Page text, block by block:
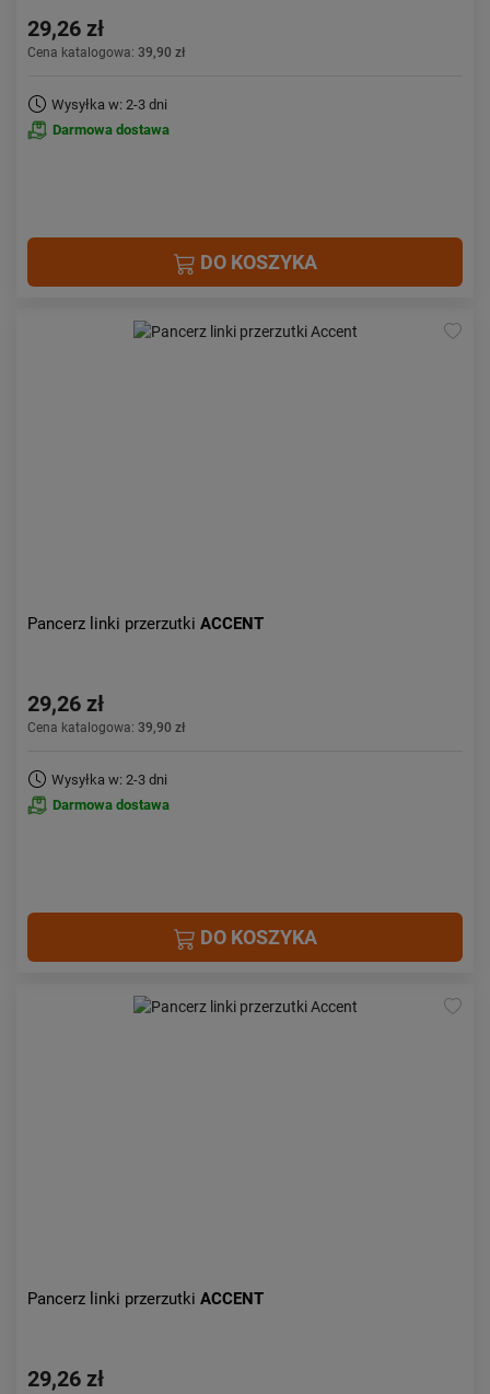
29,26 zł
Cena katalogowa: 39,90 zł
Wysyłka w: 2-3 dni
Darmowa dostawa
DO KOSZYKA
Pancerz linki przerzutki ACCENT
29,26 zł
Cena katalogowa: 39,90 zł
Wysyłka w: 2-3 dni
Darmowa dostawa
DO KOSZYKA
Pancerz linki przerzutki ACCENT
29,26 zł